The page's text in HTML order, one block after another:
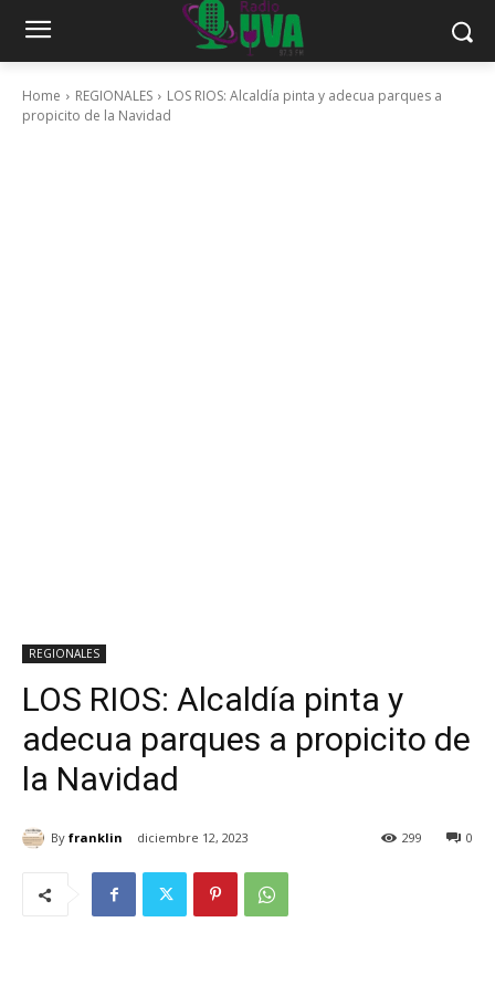
Home REGIONALES
LOS RIOS: Alcaldía pinta y adecua parques a
propicito de la Navidad
REGIONALES
LOS RIOS: Alcaldía pinta y
adecua parques a propicito de
la Navidad
By franklin diciembre 12, 2023 0
299